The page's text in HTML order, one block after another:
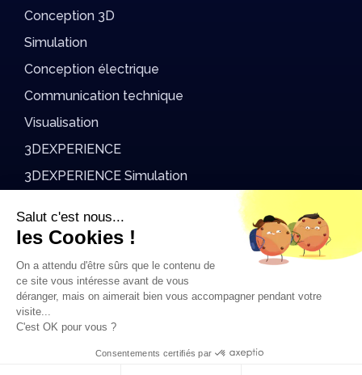
Conception 3D
Simulation
Conception électrique
Communication technique
Visualisation
3DEXPERIENCE
3DEXPERIENCE Simulation
AvenAo Academy
Support
2026 AvenAo.copyright
Mentions légales
CGV FormationsAccessibilité : partiellement conforme
Salut c'est nous...
les Cookies !
On a attendu d'être sûrs que le contenu de
ce site vous intéresse avant de vous
déranger, mais on aimerait bien vous accompagner pendant votre
visite...
C'est OK pour vous ?
Consentements certifiés par